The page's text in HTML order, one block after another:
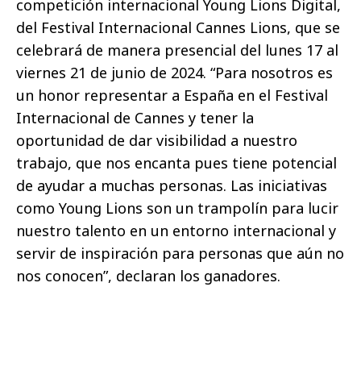
competición internacional Young Lions Digital,
del Festival Internacional Cannes Lions, que se
celebrará de manera presencial del lunes 17 al
viernes 21 de junio de 2024. “Para nosotros es
un honor representar a España en el Festival
Internacional de Cannes y tener la
oportunidad de dar visibilidad a nuestro
trabajo, que nos encanta pues tiene potencial
de ayudar a muchas personas. Las iniciativas
como Young Lions son un trampolín para lucir
nuestro talento en un entorno internacional y
servir de inspiración para personas que aún no
nos conocen”, declaran los ganadores.